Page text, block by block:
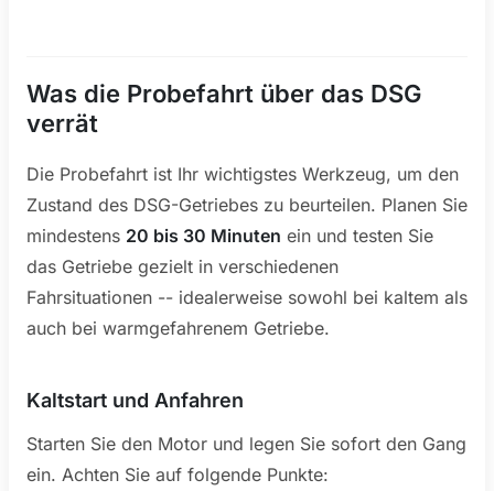
Was die Probefahrt über das DSG
verrät
Die Probefahrt ist Ihr wichtigstes Werkzeug, um den
Zustand des DSG-Getriebes zu beurteilen. Planen Sie
mindestens 20 bis 30 Minuten ein und testen Sie
das Getriebe gezielt in verschiedenen
Fahrsituationen -- idealerweise sowohl bei kaltem als
auch bei warmgefahrenem Getriebe.
Kaltstart und Anfahren
Starten Sie den Motor und legen Sie sofort den Gang
ein. Achten Sie auf folgende Punkte: